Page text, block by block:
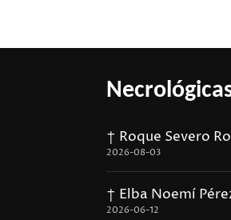
† Roque Severo
2026-08-03
† Elba Noemí
2026-06-12